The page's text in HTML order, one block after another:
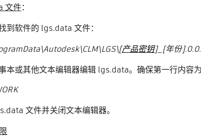
文件：
到软件的 lgs.data 文件：
产品密钥]_[年份
本或其他文本编辑器编辑 lgs.data。确保第一行内容为
文件并关闭文本编辑器。